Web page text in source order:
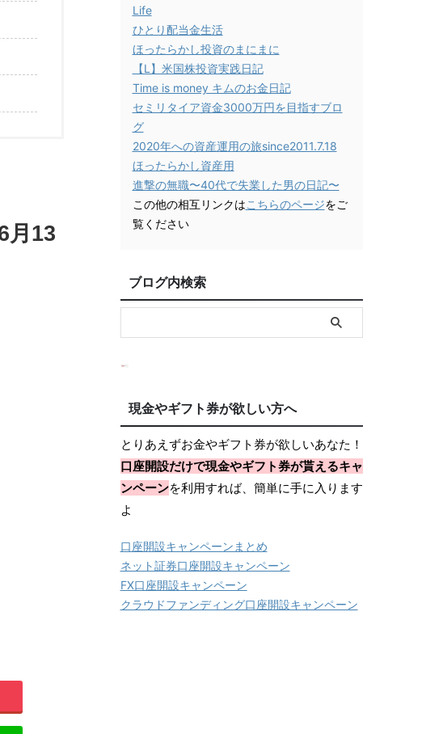
月13
Life
ひとり配当金生活
ほったらかし投資のまにまに
【L】米国株投資実践日記
Time is money キムのお金日記
セミリタイア資金3000万円を目指すブロ
グ
2020年への資産運用の旅since2011.7.18
ほったらかし資産用
進撃の無職〜40代で失業した男の日記〜
この他の相互リンクはこちらのページをご
覧ください
ブログ内検索
現金やギフト券が欲しい方へ
とりあえずお金やギフト券が欲しいあなた！
口座開設だけで現金やギフト券が貰えるキャ
ンペーンを利用すれば、簡単に手に入ります
よ
口座開設キャンペーンまとめ
ネット証券口座開設キャンペーン
FX口座開設キャンペーン
クラウドファンディング口座開設キャンペーン